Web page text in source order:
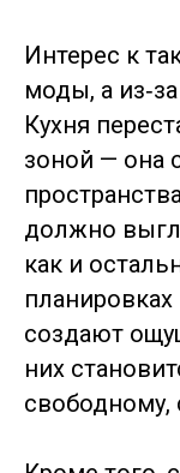
Интерес к
моды, а
Кухня
зоной — она
должно
как и
создают
них
свободному,